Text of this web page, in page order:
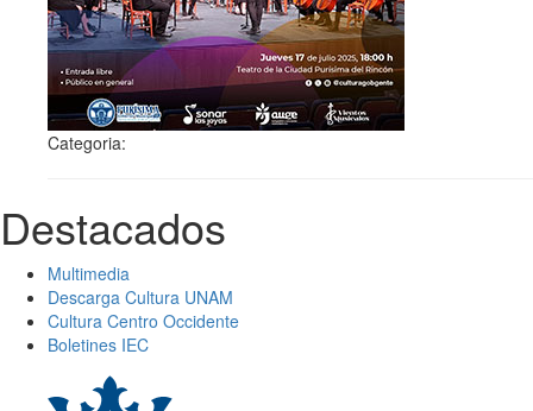
Categoria:
Destacados
Multimedia
Descarga Cultura UNAM
Cultura Centro Occidente
Boletines IEC